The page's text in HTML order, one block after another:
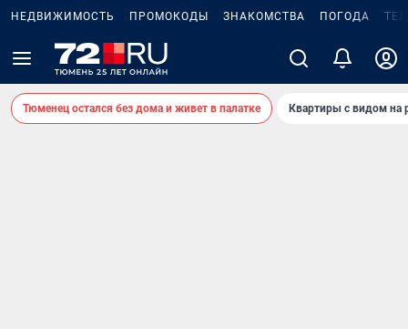
НЕДВИЖИМОСТЬ ПРОМОКОДЫ ЗНАКОМСТВА ПОГОДА
Тюменец остался без дома и живет в палатке Квартиры с видом на